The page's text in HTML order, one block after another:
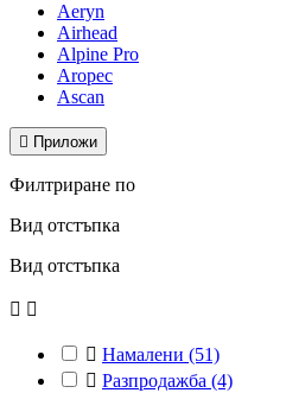
Aeryn
Airhead
Alpine Pro
Aropec
Ascan
 Приложи
Филтриране по
Вид отстъпка
Вид отстъпка
 
 Намалени (51)
 Разпродажба (4)